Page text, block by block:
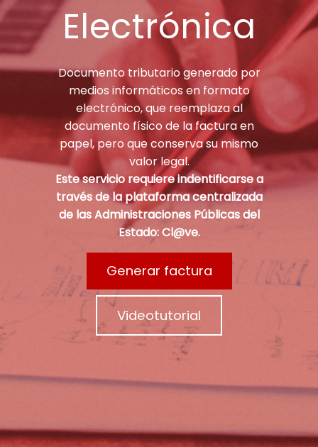
Electrónica
Documento tributario generado por
medios informáticos en formato
electrónico, que reemplaza al
documento físico de la factura en
papel, pero que conserva su mismo
valor legal.
Este servicio requiere indentificarse a
través de la plataforma centralizada
de las Administraciones Públicas del
Estado: Cl@ve.
Generar factura
Videotutorial